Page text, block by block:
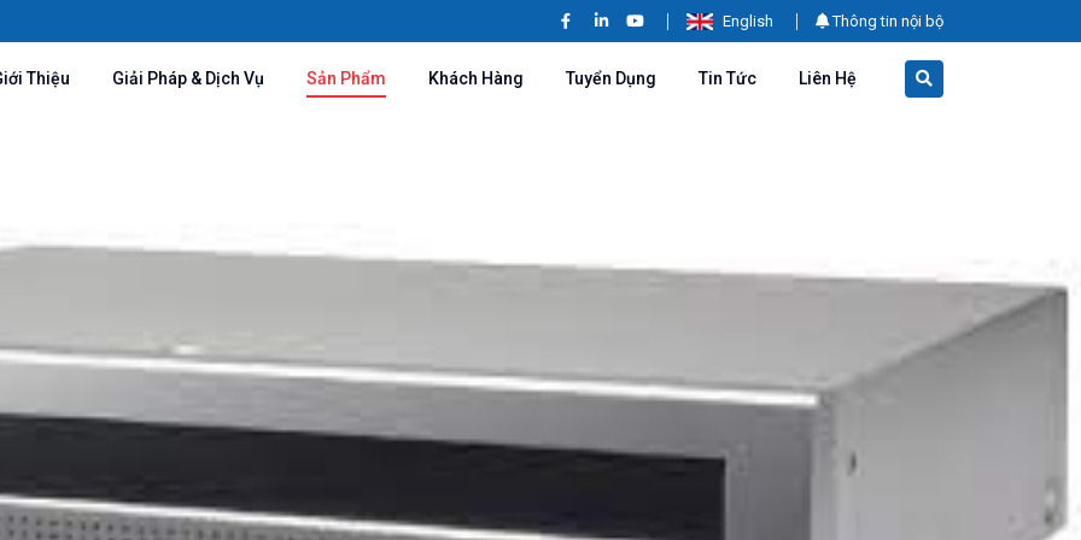
English Thông tin nội bộ
Thiệu Giải Pháp & Dịch Vụ Sản Phẩm Khách Hàng Tuyển Dụng Tin Tức Liên Hệ